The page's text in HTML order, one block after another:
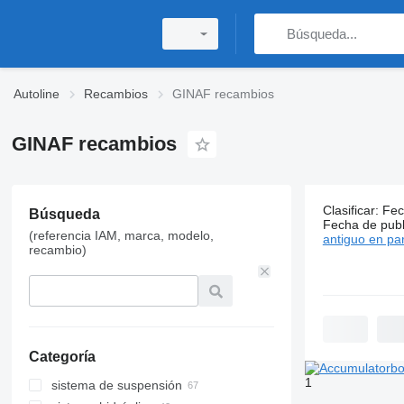
Autoline Recambios GINAF recambios
GINAF recambios
Búsqueda
(referencia IAM, marca, modelo,
recambio)
Categoría
sistema de suspensión
205
Precio:
Bs 500
Clasificar:
Fecha de
antiguo en
1